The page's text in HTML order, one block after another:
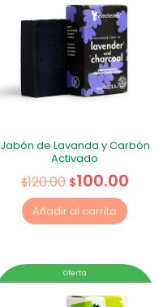
Jabón de Lavanda y Carbón
Activado
$120.00 $100.00
Añadir al carrito
Oferta